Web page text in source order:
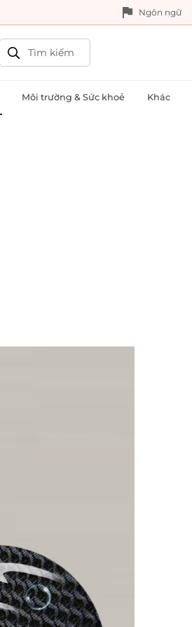
Ngôn ngữ
Môi trường & Sức khoẻ Khác